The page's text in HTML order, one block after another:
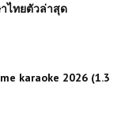
ไทยตัวล่าสุด
karaoke 2026 (1.3